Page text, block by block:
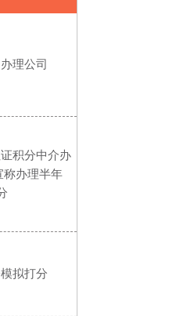
理公司
证积分中介办
称办理半年
拟打分